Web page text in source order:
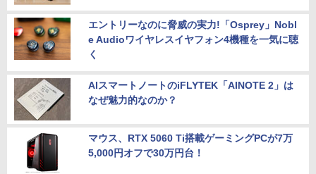
エントリーなのに脅威の実力!「Osprey」Nobl
e Audioワイヤレスイヤフォン4機種を一気に聴
く
AIスマートノートのiFLYTEK「AINOTE 2」は
なぜ魅力的なのか？
マウス、RTX 5060 Ti搭載ゲーミングPCが7万
5,000円オフで30万円台！